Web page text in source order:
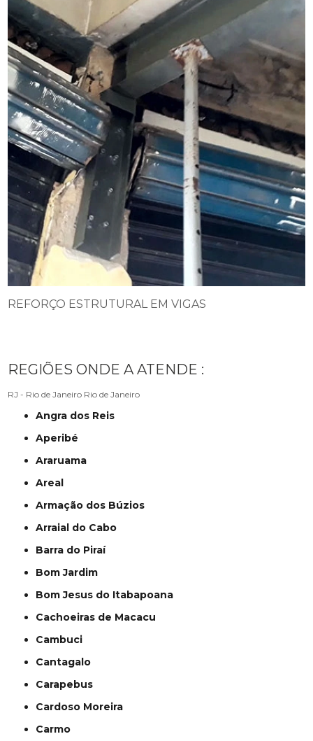
REFORÇO ESTRUTURAL EM VIGAS
REGIÕES ONDE A ATENDE :
RJ - Rio de Janeiro Rio de Janeiro
Angra dos Reis
Aperibé
Araruama
Areal
Armação dos Búzios
Arraial do Cabo
Barra do Piraí
Bom Jardim
Bom Jesus do Itabapoana
Cachoeiras de Macacu
Cambuci
Cantagalo
Carapebus
Cardoso Moreira
Carmo